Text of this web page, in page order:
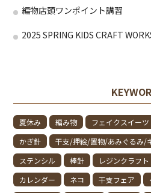
編物店頭ワンポイント講習
2025 SPRING KIDS CRAFT
夏休み 編み物 フェイクスイーツ
かぎ針
干支/押絵/置物/あみぐるみ/
ステンシル
棒針 レジンクラフト
カレンダー
ネコ 干支フェア